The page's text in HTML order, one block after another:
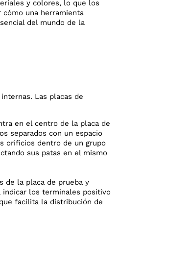
y colores, lo que los
cómo una herramienta
del mundo de la
Las placas de
en el centro de la placa de
separados con un espacio
orificios dentro de un grupo
sus patas en el mismo
de la placa de prueba y
los terminales positivo
facilita la distribución de